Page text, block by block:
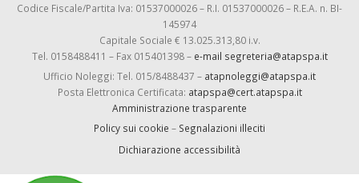
Codice Fiscale/Partita Iva: 01537000026 – R.I. 01537000026 – R.E.A. n. BI-
145974
Capitale Sociale € 13.025.313,80 i.v.
Tel. 0158488411 – Fax 015401398 – e-mail segreteria@atapspa.it
Ufficio Noleggi: Tel. 015/8488437 – atapnoleggi@atapspa.it
Posta Elettronica Certificata: atapspa@cert.atapspa.it
Amministrazione trasparente
Policy sui cookie – Segnalazioni illeciti
Dichiarazione accessibilità